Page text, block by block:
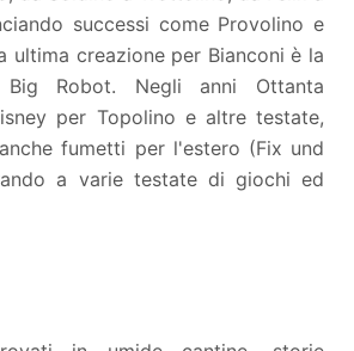
successi come Provolino e
ultima creazione per Bianconi è la
Robot. Negli anni Ottanta
per Topolino e altre testate,
fumetti per l'estero (Fix und
a varie testate di giochi ed